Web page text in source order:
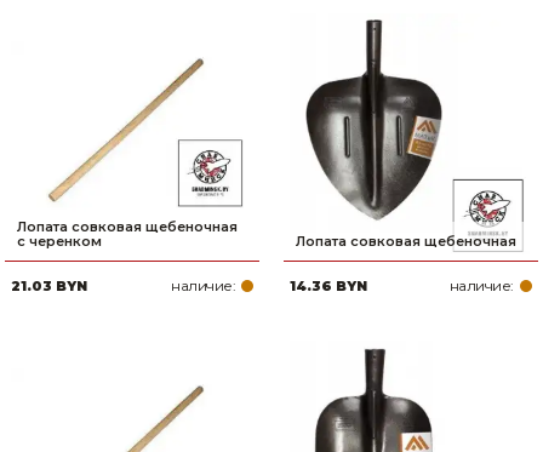
Лопата совковая щебеночная
с черенком
21.03 BYN наличие:
Лопата совковая щебеночная
14.36 BYN наличие: